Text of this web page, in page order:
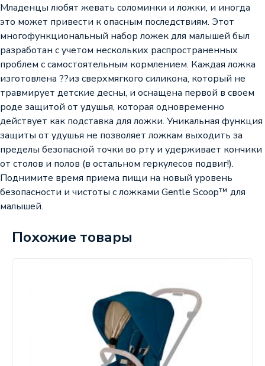
Младенцы любят жевать соломинки и ложки, и иногда
это может привести к опасным последствиям. Этот
многофункциональный набор ложек для малышей был
разработан с учетом нескольких распространенных
проблем с самостоятельным кормлением. Каждая ложка
изготовлена ??из сверхмягкого силикона, который не
травмирует детские десны, и оснащена первой в своем
роде защитой от удушья, которая одновременно
действует как подставка для ложки. Уникальная функция
защиты от удушья не позволяет ложкам выходить за
пределы безопасной точки во рту и удерживает кончики
от столов и полов (в остальном геркулесов подвиг!).
Поднимите время приема пищи на новый уровень
безопасности и чистоты с ложками Gentle Scoop™ для
малышей.
Похожие товары